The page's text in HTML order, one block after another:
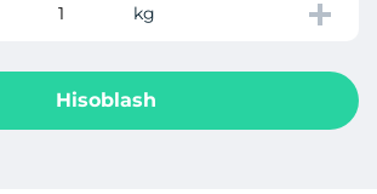
kg
Hisoblash